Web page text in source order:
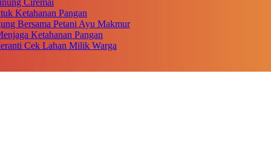
Ketahanan Pangan
Bersama Petani Ayu Makmur
Ketahanan Pangan
Cek Lahan Milik Warga